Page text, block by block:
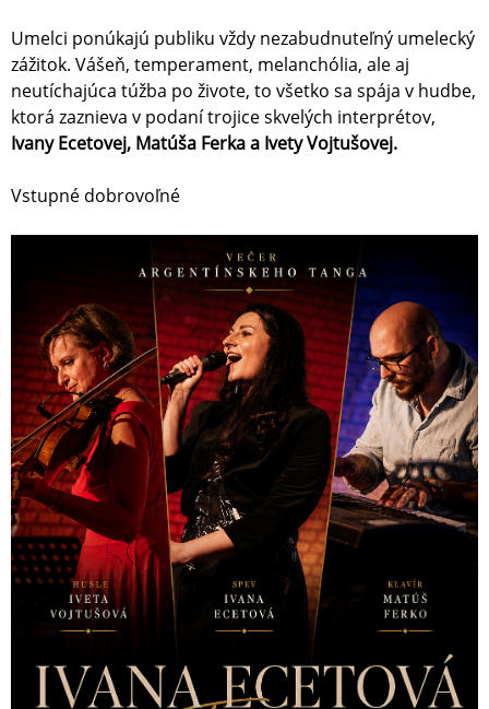
Umelci ponúkajú publiku vždy nezabudnuteľný umelecký
zážitok. Vášeň, temperament, melanchólia, ale aj
neutíchajúca túžba po živote, to všetko sa spája v hudbe,
ktorá zaznieva v podaní trojice skvelých interprétov,
Ivany Ecetovej, Matúša Ferka a Ivety Vojtušovej.
Vstupné dobrovoľné